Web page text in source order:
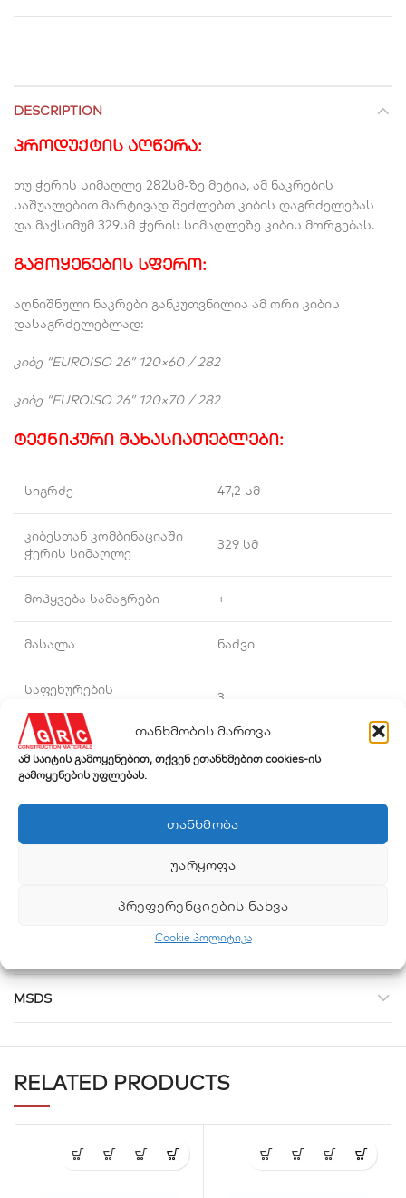
თანხმობის მართვა
ამ საიტის გამოყენებით, თქვენ ეთანხმებით cookies-ის
გამოყენების უფლებას.
ᲗᲐᲜᲮᲛᲝᲑᲐ
ᲣᲐᲠᲧᲝᲤᲐ
ᲞᲠᲔᲤᲔᲠᲔᲜᲪᲘᲔᲑᲘᲡ ᲜᲐᲮᲕᲐ
Cookie პოლიტიკა
DESCRIPTION
პროდუქტის აღწერა:
თუ ჭერის სიმაღლე 282სმ-ზე მეტია, ამ ნაკრების
საშუალებით მარტივად შეძლებთ კიბის დაგრძელებას
და მაქსიმუმ 329სმ ჭერის სიმაღლეზე კიბის მორგებას.
გამოყენების სფერო:
აღნიშნული ნაკრები განკუთვნილია ამ ორი კიბის
დასაგრძელებლად:
კიბე “EUROISO 26” 120×60 / 282
კიბე “EUROISO 26” 120×70 / 282
ტექნიკური მახასიათებლები:
სიგრძე 47,2 სმ
კიბესთან კომბინაციაში
ჭერის სიმაღლე
329 სმ
მოჰყვება სამაგრები +
მასალა ნაძვი
საფეხურების
3
საფეხურების სიგრძე 358 მმ
ქვეყანა პოლონეთი
მანსარდის კიბესთან ერთად შეგიძლიათ შეიძინოთ
MSDS
RELATED PRODUCTS